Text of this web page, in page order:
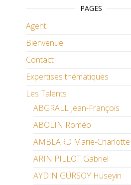
PAGES
Agent
Bienvenue
Contact
Expertises thématiques
Les Talents
ABGRALL Jean-François
ABOLIN Roméo
AMBLARD Marie-Charlotte
ARIN PILLOT Gabriel
AYDIN GÜRSOY Hüseyin